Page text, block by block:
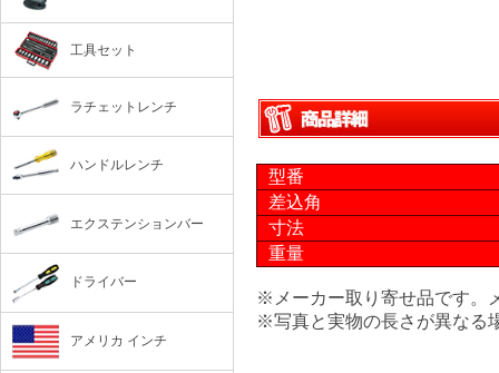
型番
差込角
寸法
重量
※メーカー取り寄せ品です。
※写真と実物の長さが異なる
工具セット
ラチェットレンチ
ハンドルレンチ
エクステンションバー
ドライバー
アメリカ インチ